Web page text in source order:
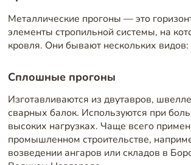
Металлические прогоны — это
элементы стропильной системы, на
кровля. Они бывают нескольких видов:
Сплошные прогоны
Изготавливаются из двутавров,
сварных балок. Используются при
высоких нагрузках. Чаще всего
промышленном строительстве,
возведении ангаров или складов в